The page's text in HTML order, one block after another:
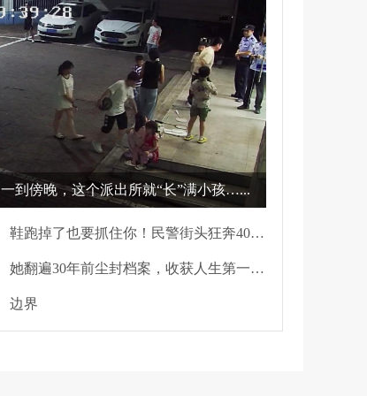
一到傍晚，这个派出所就“长”满小孩…...
鞋跑掉了也要抓住你！民警街头狂奔400米擒贼
她翻遍30年前尘封档案，收获人生第一面锦旗
边界